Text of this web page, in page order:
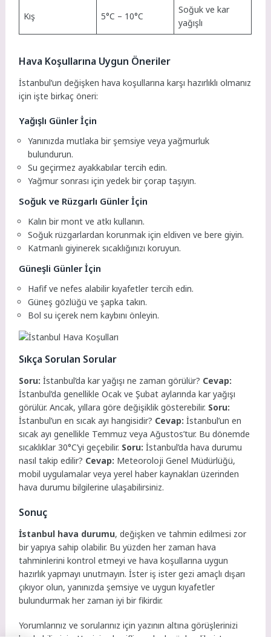
Kış 5°C – 10°C
Soğuk ve kar
yağışlı
Hava Koşullarına Uygun Öneriler
İstanbul’un değişken hava koşullarına karşı hazırlıklı olmanız
için işte birkaç öneri:
Yağışlı Günler İçin
Yanınızda mutlaka bir şemsiye veya yağmurluk
bulundurun.
Su geçirmez ayakkabılar tercih edin.
Yağmur sonrası için yedek bir çorap taşıyın.
Soğuk ve Rüzgarlı Günler İçin
Kalın bir mont ve atkı kullanın.
Soğuk rüzgarlardan korunmak için eldiven ve bere giyin.
Katmanlı giyinerek sıcaklığınızı koruyun.
Güneşli Günler İçin
Hafif ve nefes alabilir kıyafetler tercih edin.
Güneş gözlüğü ve şapka takın.
Bol su içerek nem kaybını önleyin.
Sıkça Sorulan Sorular
Soru: İstanbul’da kar yağışı ne zaman görülür? Cevap:
İstanbul’da genellikle Ocak ve Şubat aylarında kar yağışı
görülür. Ancak, yıllara göre değişiklik gösterebilir. Soru:
İstanbul’un en sıcak ayı hangisidir? Cevap: İstanbul’un en
sıcak ayı genellikle Temmuz veya Ağustos’tur. Bu dönemde
sıcaklıklar 30°C’yi geçebilir. Soru: İstanbul’da hava durumu
nasıl takip edilir? Cevap: Meteoroloji Genel Müdürlüğü,
mobil uygulamalar veya yerel haber kaynakları üzerinden
hava durumu bilgilerine ulaşabilirsiniz.
Sonuç
İstanbul hava durumu, değişken ve tahmin edilmesi zor
bir yapıya sahip olabilir. Bu yüzden her zaman hava
tahminlerini kontrol etmeyi ve hava koşullarına uygun
hazırlık yapmayı unutmayın. İster iş ister gezi amaçlı dışarı
çıkıyor olun, yanınızda şemsiye ve uygun kıyafetler
bulundurmak her zaman iyi bir fikirdir.
Yorumlarınız ve sorularınız için yazının altına görüşlerinizi